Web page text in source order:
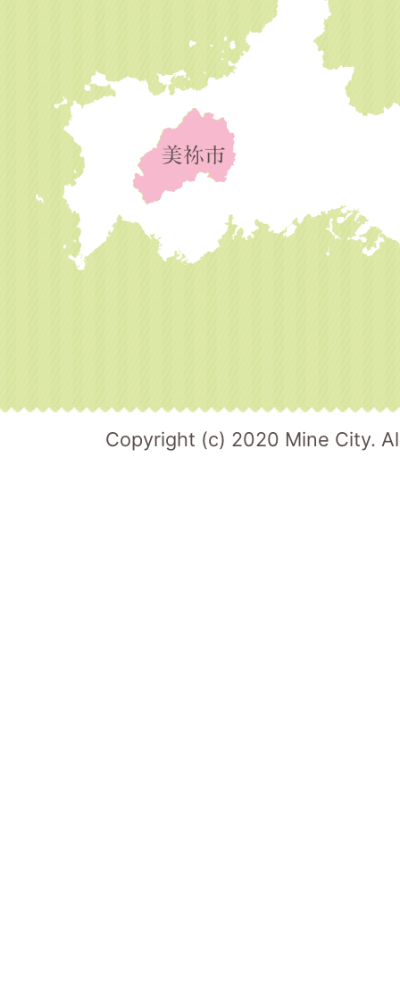
Copyright (c) 2020 Mine City.